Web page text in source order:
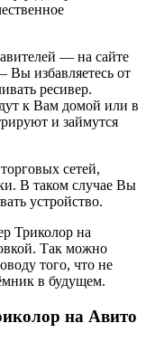
— на сайте
избавляетесь от
ресивер.
к Вам домой или в
и займутся
сетей,
В таком случае Вы
устройство.
Триколор на
Так можно
того, что не
в будущем.
на Авито